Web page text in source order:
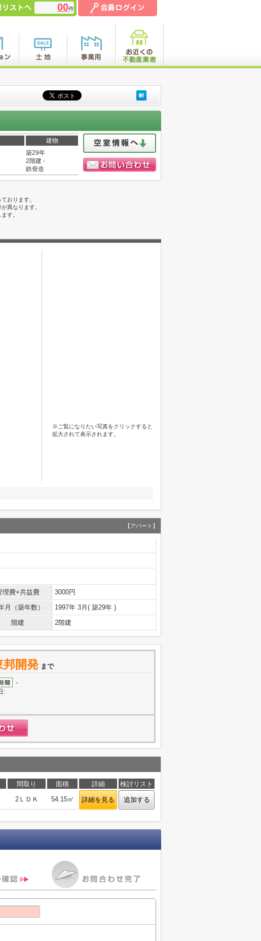
00件
建物
築29年
2階建 -
鉄骨造
おります。
異なります。
す。
※ご覧になりたい写真をクリックすると
拡大されて表示されます。
【アパート】
理費+共益費
3000円
月（築年数）
1997年 3月( 築29年 )
階建 2階建
邦開発 まで
-
:
間取り 面積 詳細
検討リスト
2ＬＤＫ 54.15㎡ 詳細を見る 追加する